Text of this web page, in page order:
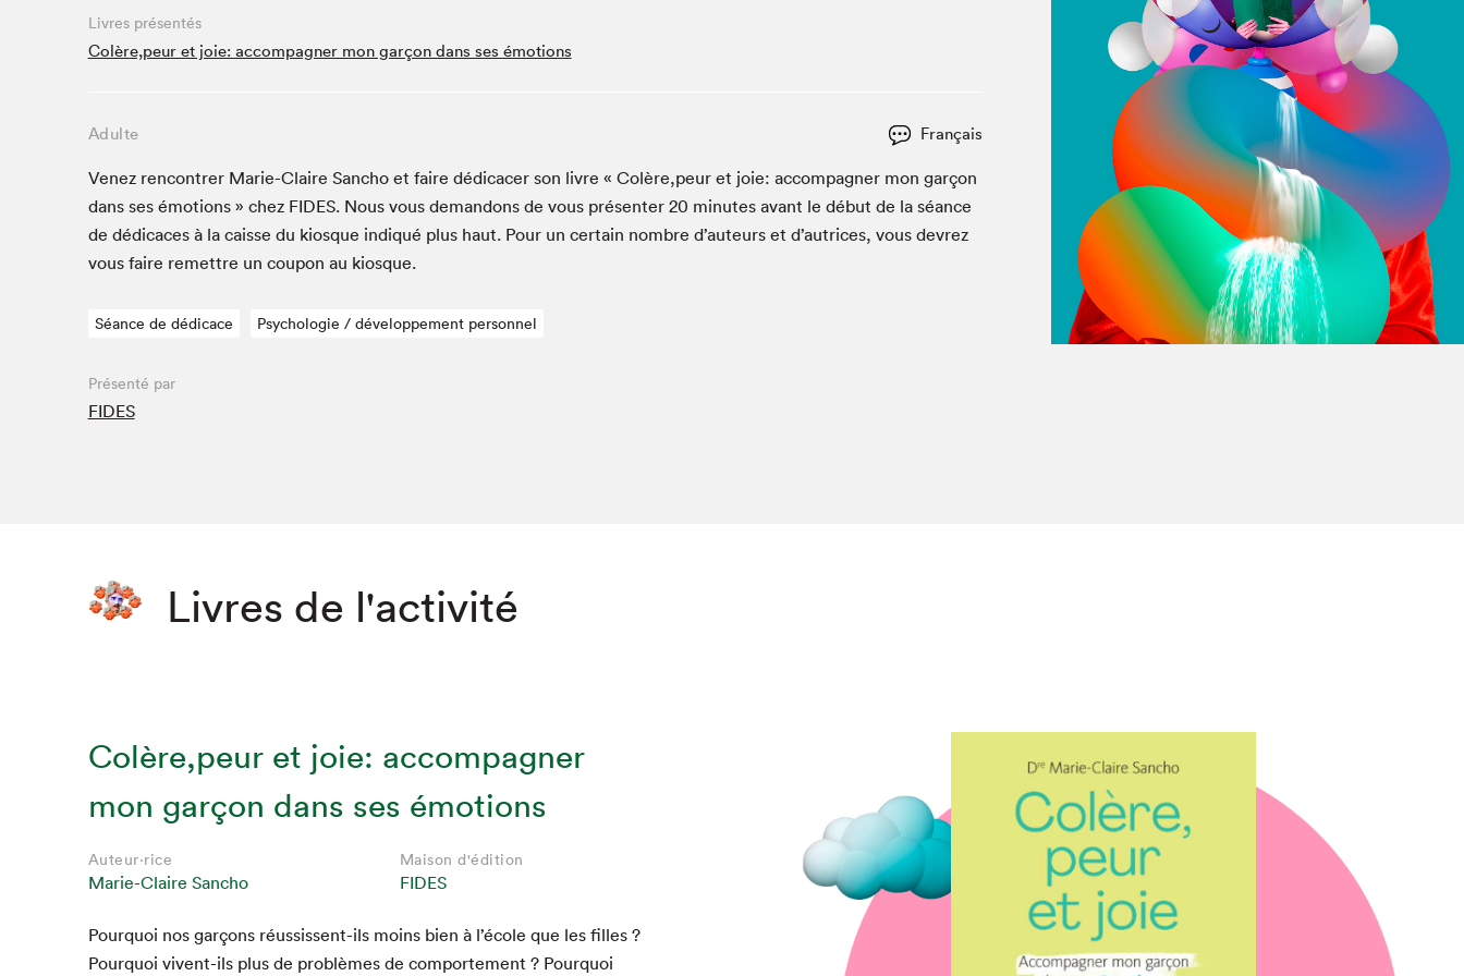
Café La Presse
Espace Côte-des-Neiges
La lecture en cadeau
Le grand jeu de lecture à voix haute du Salon du livre
de Montréal
Le Salon dans ta classe
Lettres québécoises au Salon
Liseur Public
Louisiane enracinée et branchée
Matinées scolaires Hydro-Québec
Mur des illustrateur·rice·s
À propos du Salon
Liste des exposant·e·s
Liste des auteur·rice·s
Livres présentés
Colère,peur et joie: accompagner mon garçon dans ses émotions
Adulte Français
Venez ren­con­tr­er Marie-Claire San­cho et faire dédi­cac­er son livre « Colère,peur et joie: accom­pa­g­n­er mon garçon
dans ses émo­tions » chez FIDES. Nous vous deman­dons de vous présen­ter 20 min­utes avant le début de la séance
de dédi­caces à la caisse du kiosque indiqué plus haut. Pour un cer­tain nom­bre d’auteurs et d’autrices, vous devrez
vous faire remet­tre un coupon au kiosque.
Séance de dédicace Psychologie / développement personnel
Présenté par
FIDES
Livres de l'activité
Colère,peur et joie: accompagner
mon garçon dans ses émotions
Auteur·rice
Marie-Claire Sancho
Maison d'édition
FIDES
Pourquoi nos garçons réus­sis­sent-ils moins bien à l’école que les filles ?
Pourquoi vivent-ils plus de prob­lèmes de com­porte­ment ? Pourquoi